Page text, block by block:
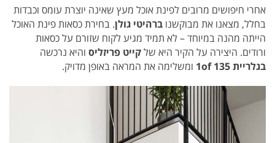
אחרי חיפושים מרובים לפינת אוכל מעץ שאינה יוצרת עומס וכבדות
בחלל, מצאנו את מבוקשנו ברהיטי גולן. בחירת כסאות פינת האוכל
הייתה מהנה במיוחד – לא תמיד מגיע לקוח שזורם על כסאות
ורודים. היצירה על הקיר היא שלקייט פריזליס והיא נרכשה
בגלריית 1of 135
ומשלימה את המראה באופן מדויק.